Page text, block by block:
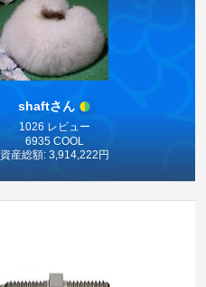
shaftさん
1026 レビュー
6935 COOL
資産総額: 3,914,222円